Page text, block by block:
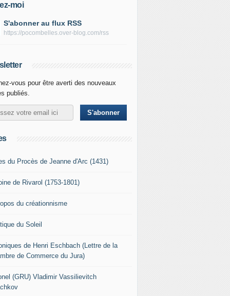
moi
S'abonner au flux RSS
https://pocombelles.over-blog.com/rss
vous pour être averti des nouveaux
publiés.
du Procès de Jeanne d'Arc (1431)
de Rivarol (1753-1801)
du créationnisme
du Soleil
de Henri Eschbach (Lettre de la
de Commerce du Jura)
(GRU) Vladimir Vassilievitch